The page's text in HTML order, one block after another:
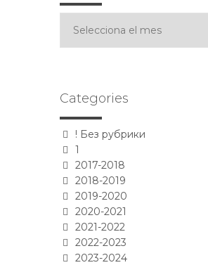
Categories
! Без рубрики
1
2017-2018
2018-2019
2019-2020
2020-2021
2021-2022
2022-2023
2023-2024